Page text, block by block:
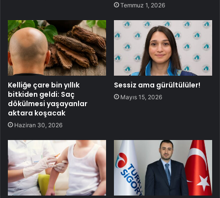
Temmuz 1, 2026
Kelliğe çare bin yıllık
bitkiden geldi: Saç
dökülmesi yaşayanlar
aktara koşacak
Haziran 30, 2026
Sessiz ama gürültülüler!
Mayıs 15, 2026